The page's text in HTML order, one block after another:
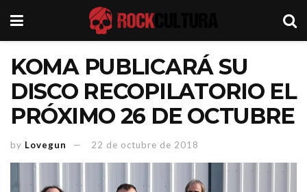
KOMA PUBLICARÁ SU
DISCO RECOPILATORIO EL
PRÓXIMO 26 DE OCTUBRE
by Lovegun 22 de octubre de 2018